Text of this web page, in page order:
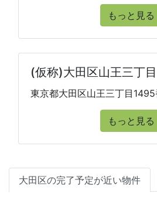
もっと見る
(仮称)大田区山王三丁
東京都大田区山王三丁目
もっと見る
大田区の完了予定が近い物件